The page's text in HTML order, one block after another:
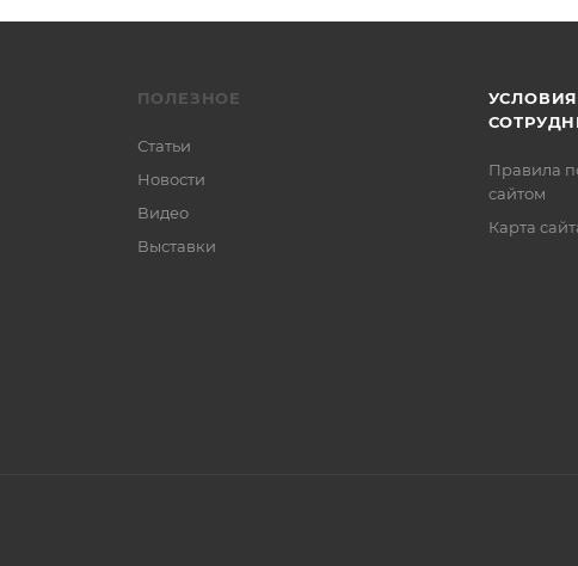
ПОЛЕЗНОЕ
Статьи
Новости
Видео
Выставки
УСЛОВИЯ
Правила
сайтом
Карта